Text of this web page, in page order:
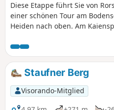
Diese Etappe führt Sie von
einer schönen Tour am
Heiden nach oben. Am
den Bodensse und die
Staufner Berg
Visorando-Mitglied